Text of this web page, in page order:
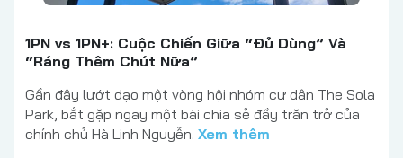
1PN vs 1PN+: Cuộc Chiến Giữa “Đủ Dùng” Và
“Ráng Thêm Chút Nữa”
Gần đây lướt dạo một vòng hội nhóm cư dân The Sola
Park, bắt gặp ngay một bài chia sẻ đầy trăn trở của
chính chủ Hà Linh Nguyễn. Xem thêm